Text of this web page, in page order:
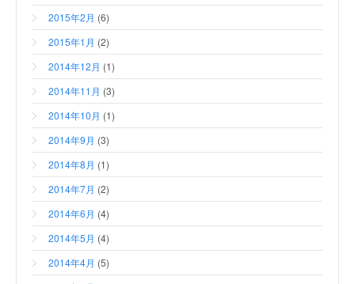
2015年2月 (6)
2015年1月 (2)
2014年12月 (1)
2014年11月 (3)
2014年10月 (1)
2014年9月 (3)
2014年8月 (1)
2014年7月 (2)
2014年6月 (4)
2014年5月 (4)
2014年4月 (5)